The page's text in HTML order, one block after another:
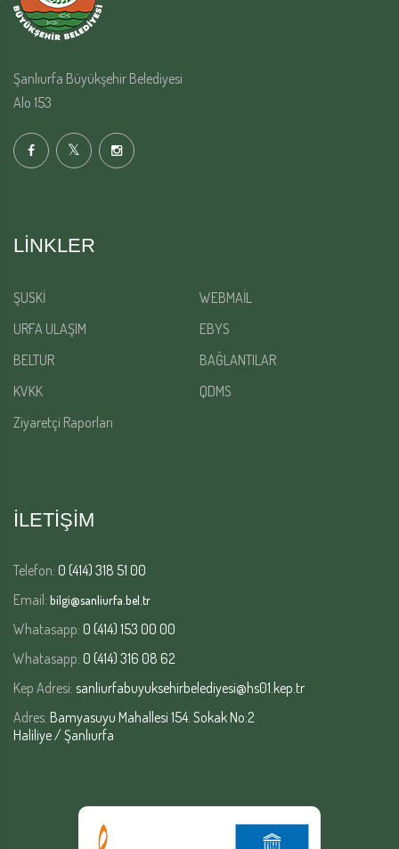
Şanlıurfa Büyükşehir Belediyesi
Alo 153
LINKLER
ŞUSKİ
WEBMAİL
URFA ULAŞIM
EBYS
BELTUR
BAĞLANTILAR
KVKK
QDMS
Ziyaretçi Raporları
İLETİŞİM
Telefon: 0 (414) 318 51 00
Email: bilgi@sanliurfa.bel.tr
Whatasapp: 0 (414) 153 00 00
Whatasapp: 0 (414) 316 08 62
Kep Adresi: sanliurfabuyuksehirbelediyesi@hs01.kep.tr
Adres: Bamyasuyu Mahallesi 154. Sokak No:2
Haliliye / Şanlıurfa